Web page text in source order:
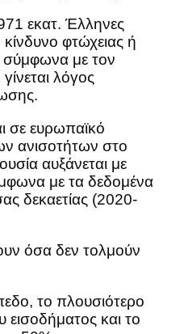
εκατ. Έλληνες
κίνδυνο φτώχειας ή
σύμφωνα με τον
λόγος
σε ευρωπαϊκό
ανισοτήτων στο
αυξάνεται με
με τα δεδομένα
δεκαετίας (2020-
όσα δεν τολμούν
το πλουσιότερο
εισοδήματος και το